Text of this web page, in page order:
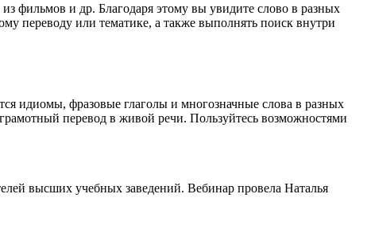
фильмов и др. Благодаря этому вы увидите слово в разных
переводу или тематике, а также выполнять поиск внутри
идиомы, фразовые глаголы и многозначные слова в разных
перевод в живой речи. Пользуйтесь возможностями
высших учебных заведений. Вебинар провела Наталья